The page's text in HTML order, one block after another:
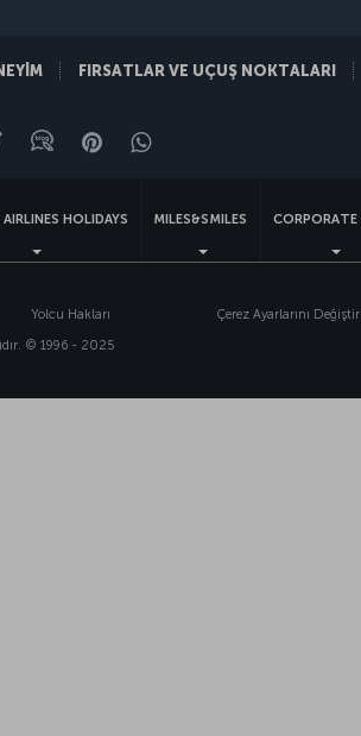
FIRSATLAR VE UÇUŞ NOKTALARI
TiktokBlogPinterestWhatsapp
HOLIDAYS MILES&SMILES CORPORATE
Yolcu Hakları Çerez Ayarlarını Değiştir
© 1996 - 2025